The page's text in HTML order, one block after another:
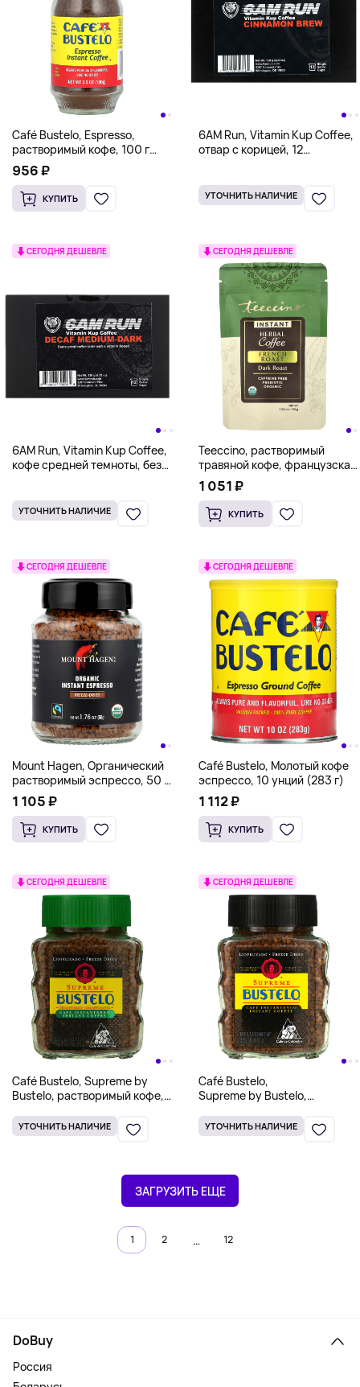
Café Bustelo, Espresso,
растворимый кофе, 100 г
(3,5 унции)
956 ₽
КУПИТЬ
6AM Run, Vitamin Kup Coffee,
отвар с корицей, 12
УТОЧНИТЬ НАЛИЧИЕ
СЕГОДНЯ ДЕШЕВЛЕ
6AM Run, Vitamin Kup Coffee,
кофе средней темноты, без
УТОЧНИТЬ НАЛИЧИЕ
СЕГОДНЯ ДЕШЕВЛЕ
Teeccino, растворимый
травяной кофе, французская
обжарка, темный, без
кофеина, 100 г (3,53 унции)
1 051 ₽
КУПИТЬ
СЕГОДНЯ ДЕШЕВЛЕ
Mount Hagen, Органический
растворимый эспрессо, 50 г
(1,76 унции)
1 105 ₽
КУПИТЬ
СЕГОДНЯ ДЕШЕВЛЕ
Café Bustelo, Молотый кофе
эспрессо, 10 унций (283 г)
1 112 ₽
КУПИТЬ
СЕГОДНЯ ДЕШЕВЛЕ
Café Bustelo, Supreme by
Bustelo, растворимый кофе,
кофеина, 100 г (3,52 унции)
УТОЧНИТЬ НАЛИЧИЕ
СЕГОДНЯ ДЕШЕВЛЕ
Café Bustelo,
Supreme by Bustelo,
сублимированный, 100 г
(3,52 унции)
УТОЧНИТЬ НАЛИЧИЕ
ЗАГРУЗИТЬ ЕЩЕ
1 2 … 12
DoBuy
Россия